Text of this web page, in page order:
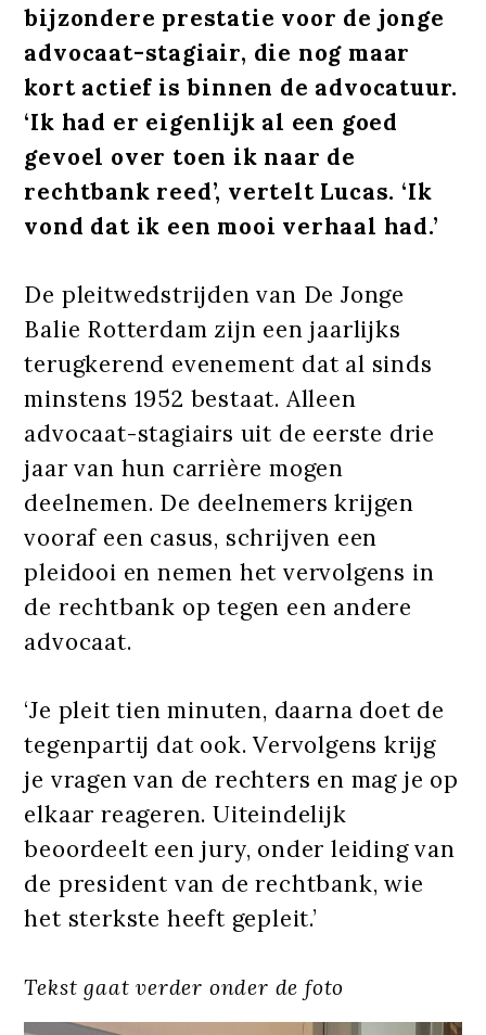
bijzondere prestatie voor de jonge
advocaat-stagiair, die nog maar
kort actief is binnen de advocatuur.
‘Ik had er eigenlijk al een goed
gevoel over toen ik naar de
rechtbank reed’, vertelt Lucas. ‘Ik
vond dat ik een mooi verhaal had.’
De pleitwedstrijden van De Jonge
Balie Rotterdam zijn een jaarlijks
terugkerend evenement dat al sinds
minstens 1952 bestaat. Alleen
advocaat-stagiairs uit de eerste drie
jaar van hun carrière mogen
deelnemen. De deelnemers krijgen
vooraf een casus, schrijven een
pleidooi en nemen het vervolgens in
de rechtbank op tegen een andere
advocaat.
‘Je pleit tien minuten, daarna doet de
tegenpartij dat ook. Vervolgens krijg
je vragen van de rechters en mag je op
elkaar reageren. Uiteindelijk
beoordeelt een jury, onder leiding van
de president van de rechtbank, wie
het sterkste heeft gepleit.’
Tekst gaat verder onder de foto